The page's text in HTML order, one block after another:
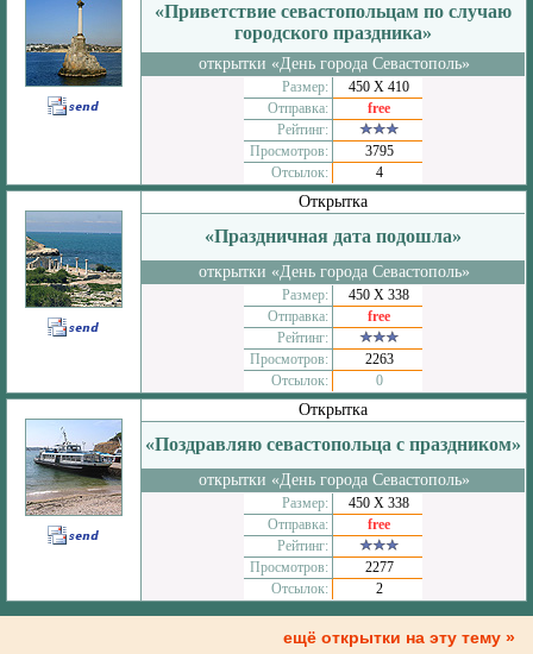
«Приветствие севастопольцам по случаю
городского праздника»
открытки «День города Севастополь»
Размер:
450 Х 410
Отправка:
free
Рейтинг:
Просмотров:
3795
Отсылок:
4
Открытка
«Праздничная дата подошла»
открытки «День города Севастополь»
Размер:
450 Х 338
Отправка:
free
Рейтинг:
Просмотров:
2263
Отсылок:
0
Открытка
«Поздравляю севастопольца с праздником»
открытки «День города Севастополь»
Размер:
450 Х 338
Отправка:
free
Рейтинг:
Просмотров:
2277
Отсылок:
2
ещё открытки на эту тему »